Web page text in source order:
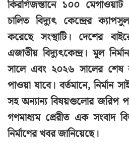
কিরগিজস্তানে ১০০
চালিত বিদ্যুৎ কেন্দ্রের
করেছে সংস্থাটি। দেশের
এজাতীয় বিদ্যুৎকেন্দ্র। মূল
সালে এবং ২০২৬ সালের শেষ
পাওয়া যাবে। বর্তমানে, নির্মান
সহ অন্যান্য বিষয়গুলোর জরিপ
গণমাধ্যম প্রেরীত এক সংবাদ
নির্মাণের খবর জানিয়েছে।